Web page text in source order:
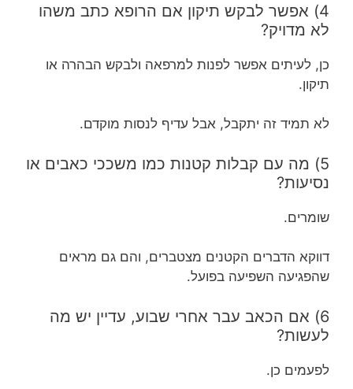
4) אפשר לבקש תיקון אם הרופא כתב משהו
לא מדויק?
כן, לעיתים אפשר לפנות למרפאה ולבקש הבהרה או
תיקון.
לא תמיד זה יתקבל, אבל עדיף לנסות מוקדם.
5) מה עם קבלות קטנות כמו משככי כאבים או
נסיעות?
שומרים.
דווקא הדברים הקטנים מצטברים, והם גם מראים
שהפגיעה השפיעה בפועל.
6) אם הכאב עבר אחרי שבוע, עדיין יש מה
לעשות?
לפעמים כן.